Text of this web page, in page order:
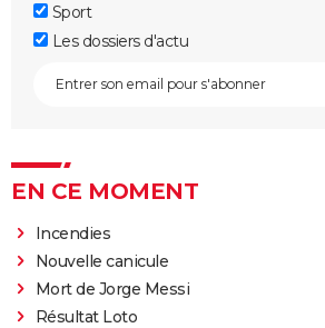
Sport
Les dossiers d'actu
EN CE MOMENT
Incendies
Nouvelle canicule
Mort de Jorge Messi
Résultat Loto